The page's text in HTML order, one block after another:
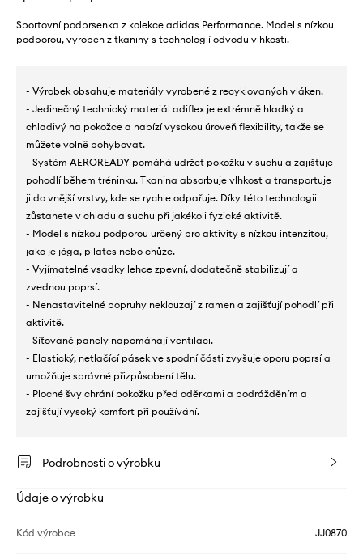
Sportovní podprsenka z kolekce adidas Performance. Model s nízkou
podporou, vyroben z tkaniny s technologií odvodu vlhkosti.
- Výrobek obsahuje materiály vyrobené z recyklovaných vláken.
- Jedinečný technický materiál adiflex je extrémně hladký a
chladivý na pokožce a nabízí vysokou úroveň flexibility, takže se
můžete volně pohybovat.
- Systém AEROREADY pomáhá udržet pokožku v suchu a zajišťuje
pohodlí během tréninku. Tkanina absorbuje vlhkost a transportuje
ji do vnější vrstvy, kde se rychle odpařuje. Díky této technologii
zůstanete v chladu a suchu při jakékoli fyzické aktivitě.
- Model s nízkou podporou určený pro aktivity s nízkou intenzitou,
jako je jóga, pilates nebo chůze.
- Vyjímatelné vsadky lehce zpevní, dodatečně stabilizují a
zvednou poprsí.
- Nenastavitelné popruhy neklouzají z ramen a zajišťují pohodlí při
aktivitě.
- Síťované panely napomáhají ventilaci.
- Elastický, netlačící pásek ve spodní části zvyšuje oporu poprsí a
umožňuje správné přizpůsobení tělu.
- Ploché švy chrání pokožku před oděrkami a podrážděním a
zajišťují vysoký komfort při používání.
Podrobnosti o výrobku
Údaje o výrobku
Kód výrobce JJ0870